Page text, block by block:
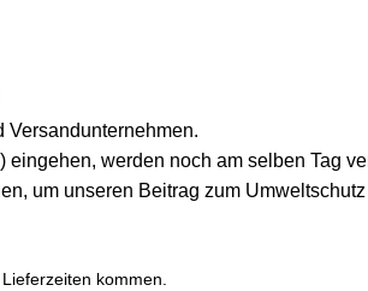
Versandunternehmen.
werden noch am selben Tag
um unseren Beitrag zum
kommen.